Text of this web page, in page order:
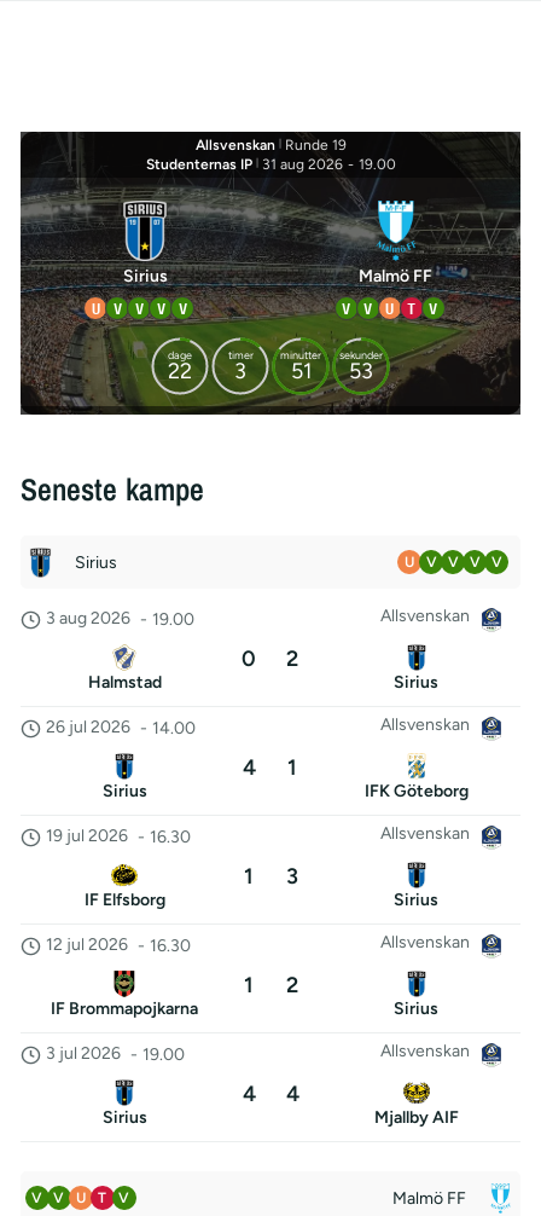
Allsvenskan | Runde 19
Studenternas IP | 31 aug 2026 - 19.00
Sirius
U V V V V
Malmö FF
V V U T V
dage
22
timer
3
minutter
51
sekunder
53
Seneste kampe
Sirius U V V V V
Allsvenskan
3 aug 2026 - 19.00
Halmstad
0 2
Sirius
Allsvenskan
26 jul 2026 - 14.00
Sirius
4 1
IFK Göteborg
Allsvenskan
19 jul 2026 - 16.30
IF Elfsborg
1 3
Sirius
Allsvenskan
12 jul 2026 - 16.30
IF Brommapojkarna
1 2
Sirius
Allsvenskan
3 jul 2026 - 19.00
Sirius
4 4
Mjallby AIF
Malmö FF
V V U T V